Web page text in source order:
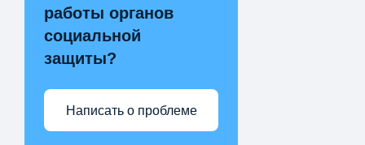
работы органов
социальной
защиты?
Написать о проблеме